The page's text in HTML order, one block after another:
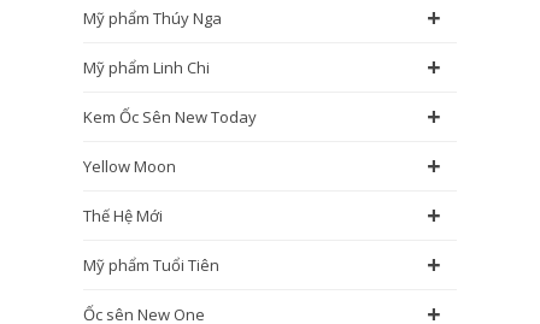
Mỹ phẩm Thúy Nga +
Mỹ phẩm Linh Chi +
Kem Ốc Sên New Today +
Yellow Moon +
Thế Hệ Mới +
Mỹ phẩm Tuổi Tiên +
Ốc sên New One +